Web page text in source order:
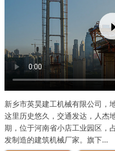
新乡市英昊建工机械有限公司，
这里历史悠久，交通发达，人杰
期，位于河南省小店工业园区，
发制造的建筑机械厂家。旗下...